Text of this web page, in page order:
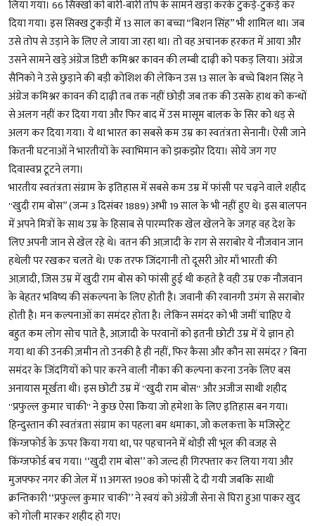
लिया गया। 66 सिक्खों को बारी-बारी तोप के सामने खड़ा करके टुकड़े-टुकड़े कर
दिया गया। इस सिक्ख टुकड़ी में 13 साल का बच्चा “बिशन सिंह” भी शामिल था। जब
उसे तोप से उड़ाने के लिए ले जाया जा रहा था। तो वह अचानक हरकत में आया और
उसने सामने खड़े अंग्रेज डिप्टी कमिश्नर कावन की लम्बी दाढ़ी को पकड़ लिया। अंग्रेज
सैनिको ने उसे छुड़ाने की बड़ी कोशिश की लेकिन उस 13 साल के बच्चे बिशन सिंह ने
अंग्रेज कमिश्नर कावन की दाढ़ी तब तक नहीं छोड़ी जब तक की उसके हाथ को कन्धों
से अलग नहीं कर दिया गया और फिर बाद में उस मासूम बालक के सिर को धड़ से
अलग कर दिया गया। ये था भारत का सबसे कम उम्र का स्वतंत्रता सेनानी। ऐसी जाने
कितनी घटनाओं ने भारतीयों के स्वाभिमान को झकझोर दिया। सोये जग गए
दिवास्वप्न टूटने लगा।
भारतीय स्वतंत्रता संग्राम के इतिहास में सबसे कम उम्र में फांसी पर चढ़ने वाले शहीद
''खुदी राम बोस” (जन्म 3 दिसंबर 1889) अभी 19 साल के भी नहीं हुए थे। इस बालपन
में अपने मित्रों के साथ उम्र के हिसाब से पारम्परिक खेल खेलने के जगह वह देश के
लिए अपनी जान से खेल रहे थे। वतन की आज़ादी के राग से सराबोर ये नौजवान जान
हथेली पर रखकर चलते थे। एक तरफ जिंदगानी तो दूसरी ओर माँ भारती की
आज़ादी, जिस उम्र में खुदी राम बोस को फांसी हुई थी कहते है वही उम्र एक नौजवान
के बेहतर भविष्य की संकल्पना के लिए होती है। जवानी की रवानगी उमंग से सराबोर
होती है। मन कल्पनाओं का समंदर होता है। लेकिन समंदर को भी जमीं चाहिए ये
बहुत कम लोग सोच पाते है, आज़ादी के परवानों को इतनी छोटी उम्र में ये ज्ञान हो
गया था की उनकी ज़मीन तो उनकी है ही नहीं, फिर कैसा और कौन सा समंदर ? बिना
समंदर के जिंदगियों को पार करने वाली नौका की कल्पना करना उनके लिए बस
अनायास मूर्खता थी। इस छोटी उम्र में ''खुदी राम बोस'' और अजीज साथी शहीद
''प्रफुल्ल कुमार चाकी'' ने कुछ ऐसा किया जो हमेशा के लिए इतिहास बन गया।
हिन्दुस्तान की स्वतंत्रता संग्राम का पहला बम धमाका, जो कलकत्ता के मजिस्ट्रेट
किंग्जफोर्ड के ऊपर किया गया था, पर पहचानने में थोड़ी सी भूल की वजह से
किंग्जफोर्ड बच गया। ‘‘खुदी राम बोस’’ को जल्द ही गिरफ्तार कर लिया गया और
मुजफ्फर नगर की जेल में 11 अगस्त 1908 को फांसी दे दी गयी जबकि साथी
क्रन्तिकारी ‘‘प्रफुल्ल कुमार चाकी’’ ने स्वयं को अंग्रेजी सेना से घिरा हुआ पाकर खुद
को गोली मारकर शहीद हो गए।